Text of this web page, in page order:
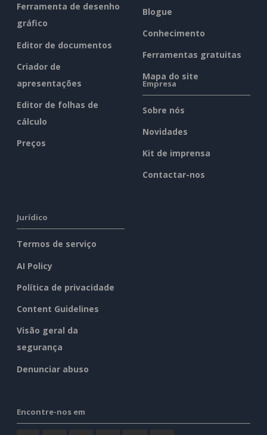
Ferramenta de desenho
gráfico
Editor de documentos
Criador de
apresentações
Editor de folhas de
cálculo
Preços
Blogue
Conhecimento
Ferramentas gratuitas
Mapa do site
Empresa
Sobre nós
Novidades
Kit de imprensa
Contactar-nos
Jurídico
Termos de serviço
AI Policy
Política de privacidade
Content Guidelines
Visão geral da
segurança
Denunciar abuso
Encontre-nos em